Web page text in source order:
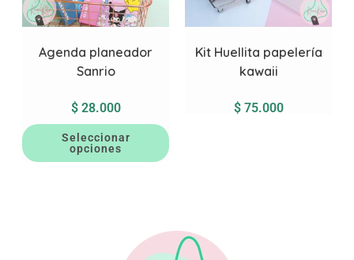
Agenda planeador
Sanrio
$28.000
Seleccionar
opciones
Kit Huellita papelería
kawaii
$75.000